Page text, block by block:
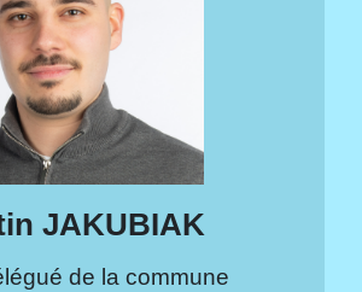
JAKUBIAK
de la commune